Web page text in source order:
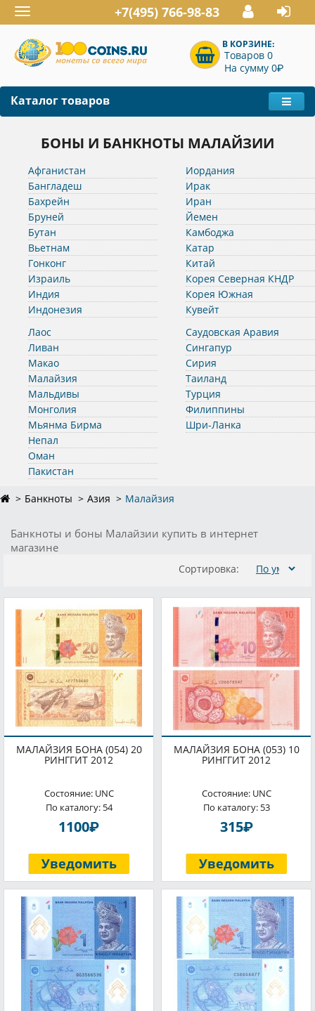
Toggle
navigation
+7(495) 766-98-83
В КОРЗИНЕ:
Товаров 0
На сумму 0P
Каталог товаров
БОНЫ И БАНКНОТЫ МАЛАЙЗИИ
Афганистан
Бангладеш
Бахрейн
Бруней
Бутан
Вьетнам
Гонконг
Израиль
Индия
Индонезия
Иордания
Ирак
Иран
Йемен
Камбоджа
Катар
Китай
Корея Северная КНДР
Корея Южная
Кувейт
Лаос
Ливан
Макао
Малайзия
Мальдивы
Монголия
Мьянма Бирма
Непал
Оман
Пакистан
Саудовская Аравия
Сингапур
Сирия
Таиланд
Турция
Филиппины
Шри-Ланка
Банкноты Азия Малайзия
Банкноты и боны Малайзии купить в интернет
магазине
Сортировка:
МАЛАЙЗИЯ БОНА (054) 20
РИНГГИТ 2012
Состояние: UNC
По каталогу: 54
1100P
Уведомить
МАЛАЙЗИЯ БОНА (053) 10
РИНГГИТ 2012
Состояние: UNC
По каталогу: 53
315P
Уведомить